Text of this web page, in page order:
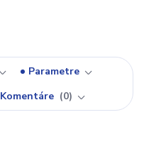
Parametre
Komentáre 0